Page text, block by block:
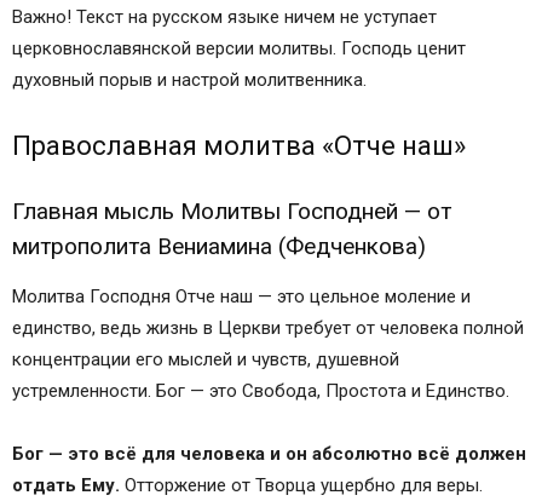
Важно! Текст на русском языке ничем не уступает
церковнославянской версии молитвы. Господь ценит
духовный порыв и настрой молитвенника.
Православная молитва «Отче наш»
Главная мысль Молитвы Господней — от
митрополита Вениамина (Федченкова)
Молитва Господня Отче наш — это цельное моление и
единство, ведь жизнь в Церкви требует от человека полной
концентрации его мыслей и чувств, душевной
устремленности. Бог — это Свобода, Простота и Единство.
Бог — это всё для человека и он абсолютно всё должен
отдать Ему. Отторжение от Творца ущербно для веры.